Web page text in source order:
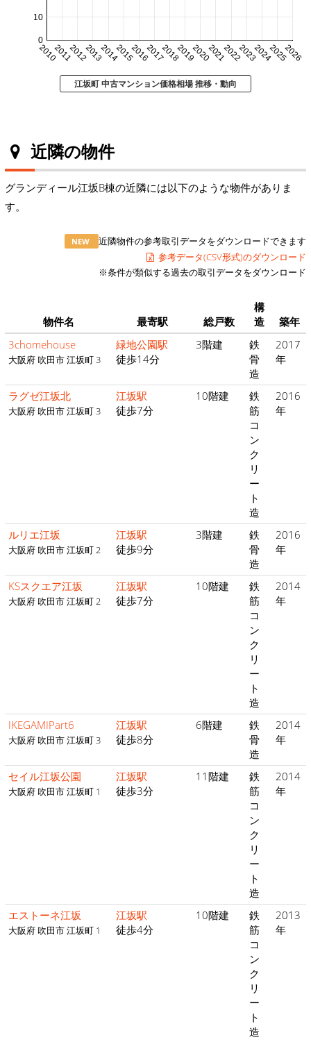
20102011201220132014201520162017201820192020202120222023202420252026
0
10
江坂町 中古マンション価格相場 推移・動向
近隣の物件
グランディール江坂B棟の近隣には以下のような物件がありま
す。
NEW
近隣物件の参考取引データをダウンロードできます
参考データ(CSV形式)のダウンロード
※条件が類似する過去の取引データをダウンロード
物件名 最寄駅 総戸数
構
造
築年
3chomehouse
大阪府 吹田市 江坂町 3
緑地公園駅
徒歩14分
3階建
鉄
骨
造
2017
年
ラグゼ江坂北
大阪府 吹田市 江坂町 3
江坂駅
徒歩7分
10階建
鉄
筋
コ
ン
ク
リ
ー
ト
造
2016
年
ルリエ江坂
大阪府 吹田市 江坂町 2
江坂駅
徒歩9分
3階建
鉄
骨
造
2016
年
KSスクエア江坂
大阪府 吹田市 江坂町 2
江坂駅
徒歩7分
10階建
鉄
筋
コ
ン
ク
リ
ー
ト
造
2014
年
IKEGAMIPart6
大阪府 吹田市 江坂町 3
江坂駅
徒歩8分
6階建
鉄
骨
造
2014
年
セイル江坂公園
大阪府 吹田市 江坂町 1
江坂駅
徒歩3分
11階建
鉄
筋
コ
ン
ク
リ
ー
ト
造
2014
年
エストーネ江坂
大阪府 吹田市 江坂町 1
江坂駅
徒歩4分
10階建
鉄
筋
コ
ン
ク
リ
ー
ト
造
2013
年